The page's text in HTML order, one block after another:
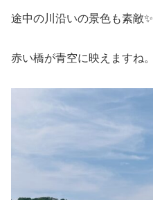
途中の川沿いの景色も素敵✨
赤い橋が青空に映えますね。